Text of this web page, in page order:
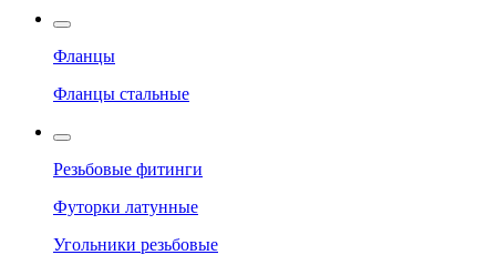
Фланцы
Фланцы стальные
Резьбовые фитинги
Футорки латунные
Угольники резьбовые